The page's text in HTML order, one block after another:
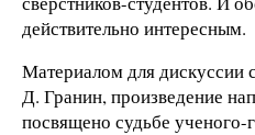
действительно интересным.
Материалом для дискуссии
Д. Гранин, произведение
посвящено судьбе ученого-